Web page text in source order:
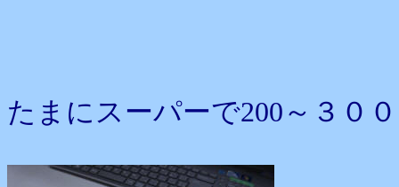
たまにスーパーで200～３０